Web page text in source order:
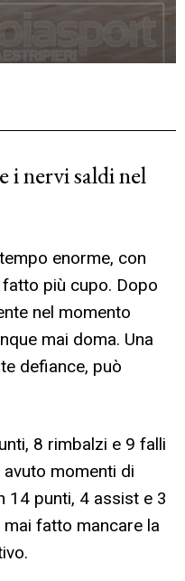
i nervi saldi nel
enorme, con
più cupo. Dopo
nel momento
mai doma. Una
defiance, può
8 rimbalzi e 9 falli
momenti di
14 punti, 4 assist e 3
fatto mancare la